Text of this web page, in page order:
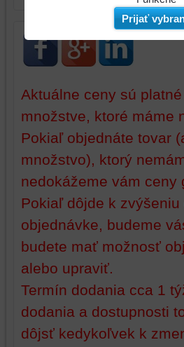
Aktuálne ceny sú
množstve, ktoré máme
Pokiaľ objednáte tovar
množstvo), ktorý
nedokážeme vám ceny
Pokiaľ dôjde k
objednávke, budeme
budete mať možnosť
alebo upraviť.
Termín dodania cca 1
dodania a dostupnosti
dôjsť kedykoľvek k
ukladá
údaje
vašom
(súbory
cookie
úložiská
prehliadača)
na
identifikáciu
vašej
relácie
a
dosiahnutie
základnej
funkčnosti
zážitku
údaje
na
zariadení
cookie
a
úložiská
prehliadača),
aby
sme
poskytovať
doplnkové
funkcie,
ktoré
zlepšujú
váš
z
Prijať